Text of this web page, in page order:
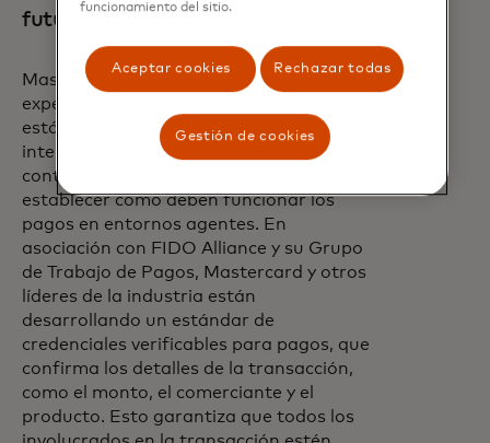
futuro de los pagos.
Mastercard está aprovechando su
experiencia en la definición de
estándares de pagos digitales globales e
interoperables, incluidos los pagos sin
contacto y la tokenización, para ayudar a
establecer cómo deben funcionar los
pagos en entornos agentes. En
asociación con FIDO Alliance y su Grupo
de Trabajo de Pagos, Mastercard y otros
líderes de la industria están
desarrollando un estándar de
credenciales verificables para pagos, que
confirma los detalles de la transacción,
como el monto, el comerciante y el
producto. Esto garantiza que todos los
funcionamiento del sitio.
Aceptar cookies Rechazar todas
Gestión de cookies